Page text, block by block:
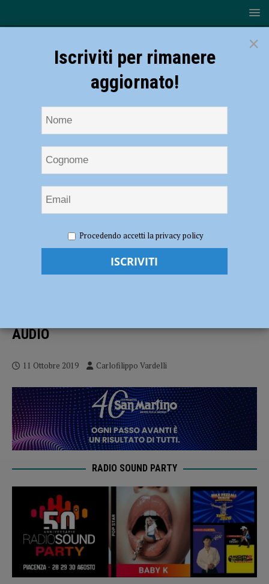
Rosso Ep.7, Antonio Pergreffi: “La società è in continuo
miglioramento. Con il Vicenza aggredire e ripartire” – AUDIO
Bianco e Rosso Ep.7, Antonio Pergreffi:
AUDIO
11 Ottobre 2019 Carlofilippo Vardelli
RADIO SOUND PARTY
×
Iscriviti per rimanere
aggiornato!
Procedendo accetti la privacy policy